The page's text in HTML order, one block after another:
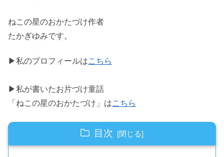
ねこの星のおかたづけ作者
たかぎゆみです。
▶私のプロフィールはこちら
▶私が書いたお片づけ童話
「ねこの星のおかたづけ」はこちら
目次